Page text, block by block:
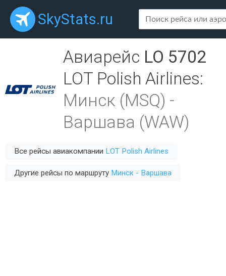
SkyStats.ru
Авиарейс LO 5702
LOT Polish Airlines:
Минск (MSQ) -
Варшава (WAW)
Все рейсы авиакомпании LOT Polish Airlines
Другие рейсы по маршруту Минск - Варшава